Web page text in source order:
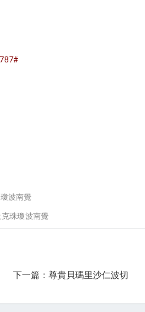
瓊波南覺
下一篇：尊貴貝瑪里沙仁波切